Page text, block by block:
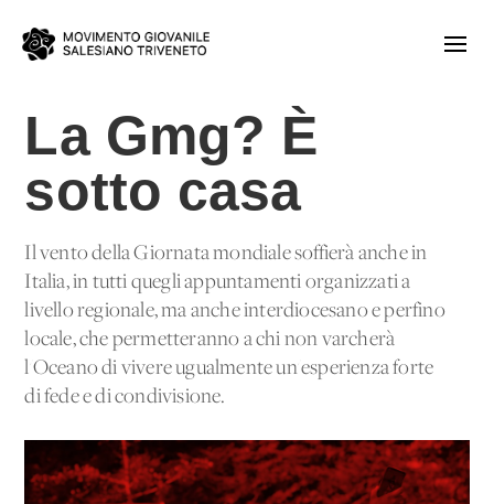
La Gmg? È
sotto casa
Il vento della Giornata mondiale soffierà anche in
Italia, in tutti quegli appuntamenti organizzati a
livello regionale, ma anche interdiocesano e perfino
locale, che permetteranno a chi non varcherà
l'Oceano di vivere ugualmente un'esperienza forte
di fede e di condivisione.